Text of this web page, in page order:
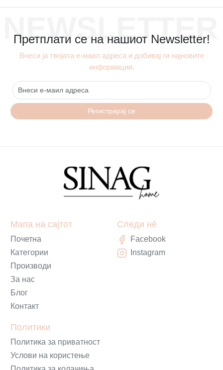
NEWSLETTER
Претплати се на нашиот Newsletter!
Внеси ја твојата е-маил адреса и добивај ги најновите
информации.
Регистрирај се
Мапа на сајтот
Почетна
Категории
Производи
За нас
Блог
Контакт
Политики
Политика за приватност
Услови на користење
Следи нè
Facebook
Instagram